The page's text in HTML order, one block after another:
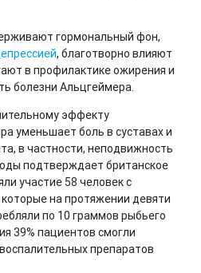
гормональный фон,
, благотворно влияют
в профилактике ожирения и
болезни Альцгеймера.
эффекту
уменьшает боль в суставах и
в частности, неподвижность
подтверждает британское
участие 58 человек с
на протяжении девяти
по 10 граммов рыбьего
39% пациентов смогли
препаратов